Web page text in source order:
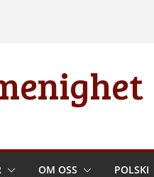
OM OSS POLSKI